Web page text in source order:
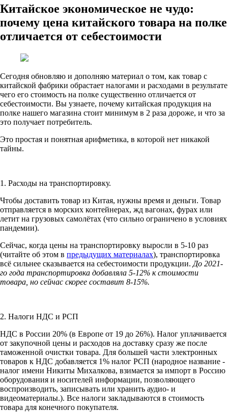
Китайское экономическое не чудо:
почему цена китайского товара на полке
отличается от себестоимости
Сегодня обновляю и дополняю материал о том, как товар с
китайской фабрики обрастает налогами и расходами в результате
чего его стоимость на полке существенно отличается от
себестоимости. Вы узнаете, почему китайская продукция на
полке нашего магазина стоит минимум в 2 раза дороже, и что за
это получает потребитель.
Это простая и понятная арифметика, в которой нет никакой
тайны.
1. Расходы на транспортировку.
Чтобы доставить товар из Китая, нужны время и деньги. Товар
отправляется в морских контейнерах, жд вагонах, фурах или
летит на грузовых самолётах (что сильно ограничено в условиях
пандемии).
Сейчас, когда цены на транспортировку выросли в 5-10 раз
(читайте об этом в предыдущих материалах), транспортировка
всё сильнее сказывается на себестоимости продукции. До 2021-
го года транспортировка добавляла 5-12% к стоимости
товара, но сейчас скорее составит 8-15%.
2. Налоги НДС и РСП
НДС в России 20% (в Европе от 19 до 26%). Налог уплачивается
от закупочной цены и расходов на доставку сразу же после
таможенной очистки товара. Для большей части электронных
товаров к НДС добавляется 1% налог РСП (народное название -
налог имени Никиты Михалкова, взимается за импорт в Россию
оборудования и носителей информации, позволяющего
воспроизводить, записывать или хранить аудио- и
видеоматериалы.). Все налоги закладываются в стоимость
товара для конечного покупателя.